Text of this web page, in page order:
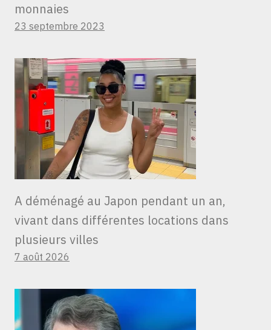
monnaies
23 septembre 2023
A déménagé au Japon pendant un an,
vivant dans différentes locations dans
plusieurs villes
7 août 2026